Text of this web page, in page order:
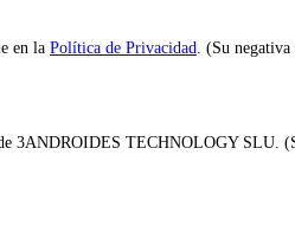
en la Política de Privacidad. (Su
3ANDROIDES TECHNOLOGY SLU.